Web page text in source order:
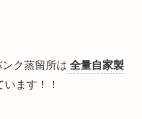
ク蒸留所は 全量自家製
います！！